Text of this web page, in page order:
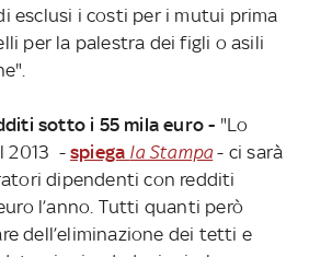
esclusi i costi per i mutui prima
per la palestra dei figli o asili
sotto i 55 mila euro - "Lo
2013 - spiega la Stampa- ci sarà
dipendenti con redditi
l’anno. Tutti quanti però
dell’eliminazione dei tetti e